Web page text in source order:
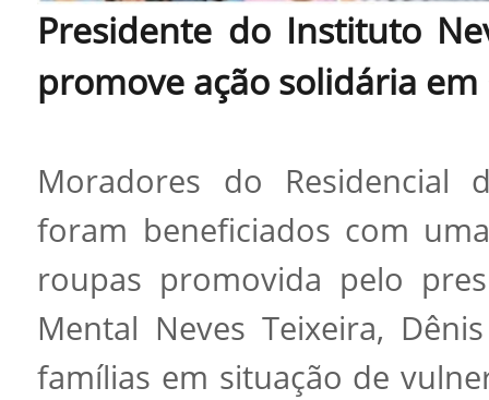
Presidente do Instituto
promove ação solidária
Moradores do Residencial
foram beneficiados com
roupas promovida pelo
Mental Neves Teixeira,
famílias em situação de